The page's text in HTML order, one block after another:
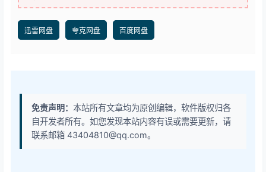
迅雷网盘 夸克网盘 百度网盘
免责声明： 本站所有文章均为原创编辑，软件版权归各
自开发者所有。如您发现本站内容有误或需要更新，请
联系邮箱 43404810@qq.com。